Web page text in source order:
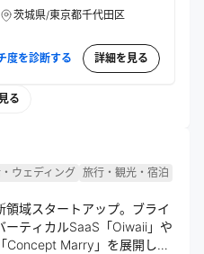
茨城県/東京都千代田区
度を診断する 詳細を見る
る
ウェディング 旅行・観光・宿泊
域スタートアップ。ブライ
ーティカルSaaS「Oiwaii」や
Concept Marry」を展開し、